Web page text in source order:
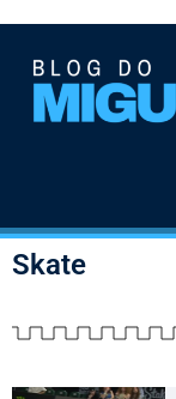
Skate